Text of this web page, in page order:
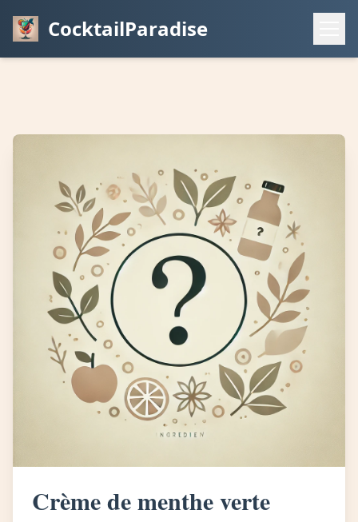
CocktailParadise
Crème de menthe verte